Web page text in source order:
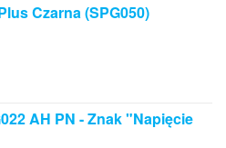
Czarna (SPG050)
AH PN - Znak "Napięcie